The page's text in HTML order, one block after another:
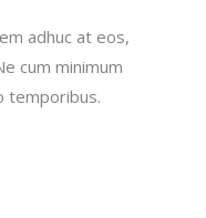
adhuc at eos,
cum minimum
temporibus.